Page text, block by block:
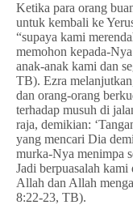
Ketika para orang
untuk kembali ke
“supaya kami
memohon kepada-
anak-anak kami dan
TB). Ezra
dan orang-orang
terhadap musuh di
raja, demikian:
yang mencari Dia
murka-Nya menimpa
Jadi berpuasalah
Allah dan Allah
8:22-23, TB).